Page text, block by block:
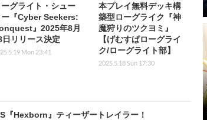
ーグライト・シュー
ー『Cyber Seekers:
』2025年8月
日リリース決定
Mon 23:41
本プレイ無料デッキ構
築型ローグライク『神
魔狩りのツクヨミ』
【げむすぱローグライ
ク/ローグライト部】
2025.5.18 Sun 17:30
『Hexborn』ティーザートレイラー！